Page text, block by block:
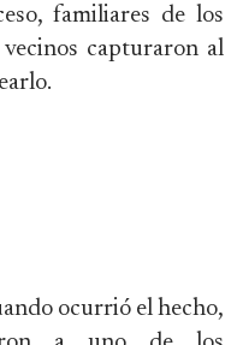
familiares de los
capturaron al
ocurrió el hecho,